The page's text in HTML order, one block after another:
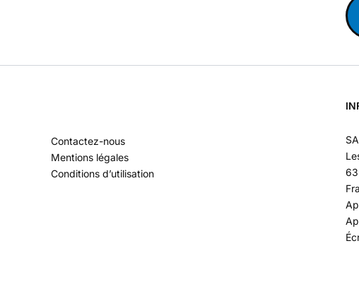
Contactez-nous
Mentions légales
Conditions d’utilisation